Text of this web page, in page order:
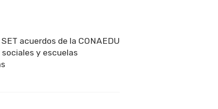
acuerdos de la CONAEDU
sociales y escuelas